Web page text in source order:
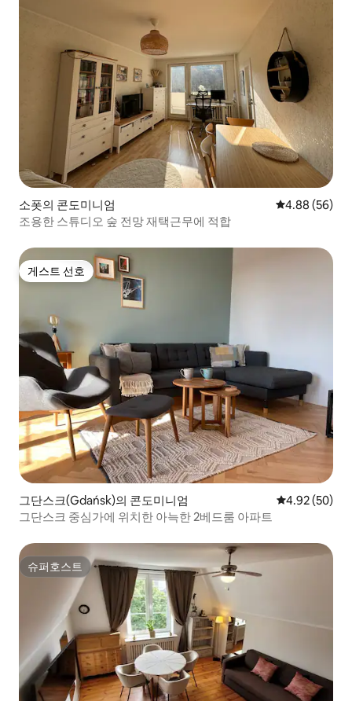
소폿의 콘도미니엄 평점 4.88점(5
4.88 (56)
조용한 스튜디오 숲 전망 재택근무에 적합
게스트 선호
게스트 선호
그단스크(Gdańsk)의 콘도미니엄 평점 4.92점(5
4.92 (50)
그단스크 중심가에 위치한 아늑한 2베드룸 아파트
슈퍼호스트
슈퍼호스트